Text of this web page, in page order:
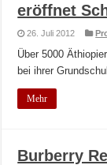
eröffnet
26. Juli 2012
Über 5000
bei ihrer
Mehr
Burberry